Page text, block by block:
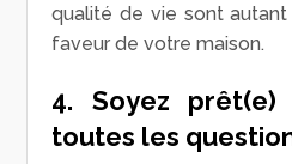
qualité de vie sont autant
faveur de votre maison.
4. Soyez
toutes les